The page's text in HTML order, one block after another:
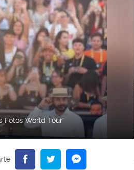
Fotos World Tour'